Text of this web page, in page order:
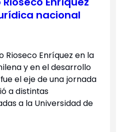
nacional
Rioseco Enríquez en la
y en el desarrollo
el eje de una jornada
a distintas
a la Universidad de